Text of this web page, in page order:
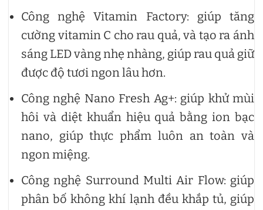
Công nghệ Vitamin Factory: giúp tăng
cường vitamin C cho rau quả, và tạo ra ánh
sáng LED vàng nhẹ nhàng, giúp rau quả giữ
được độ tươi ngon lâu hơn.
Công nghệ Nano Fresh Ag+: giúp khử mùi
hôi và diệt khuẩn hiệu quả bằng ion bạc
nano, giúp thực phẩm luôn an toàn và
ngon miệng.
Công nghệ Surround Multi Air Flow: giúp
phân bố không khí lạnh đều khắp tủ, giúp